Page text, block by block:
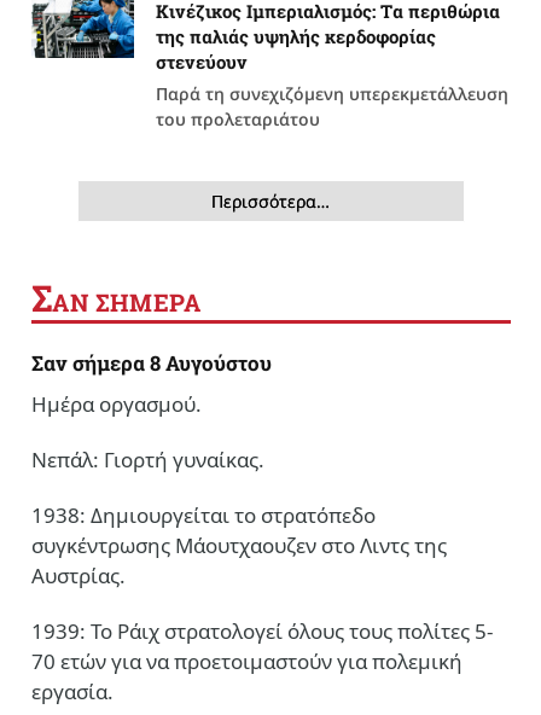
Κινέζικος Ιμπεριαλισμός: Tα περιθώρια
της παλιάς υψηλής κερδοφορίας
στενεύουν
Παρά τη συνεχιζόμενη υπερεκμετάλλευση
του προλεταριάτου
Περισσότερα…
ΣΑΝ ΣΗΜΕΡΑ
Σαν σήμερα 8 Αυγούστου
Ημέρα οργασμού.
Νεπάλ: Γιορτή γυναίκας.
1938: Δημιουργείται το στρατόπεδο
συγκέντρωσης Μάουτχαουζεν στο Λιντς της
Αυστρίας.
1939: Το Ράιχ στρατολογεί όλους τους πολίτες 5-
70 ετών για να προετοιμαστούν για πολεμική
εργασία.